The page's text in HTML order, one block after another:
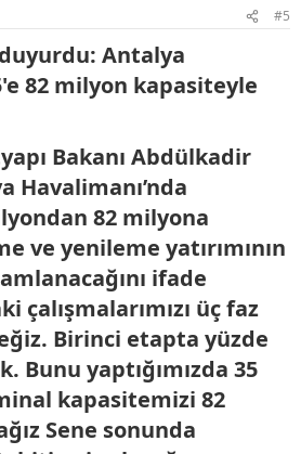
#5
Antalya
82 milyon kapasiteyle
Bakanı Abdülkadir
Havalimanı’nda
82 milyona
ve yenileme yatırımının
ifade
çalışmalarımızı üç faz
Birinci etapta yüzde
Bunu yaptığımızda 35
kapasitemizi 82
Sene sonunda